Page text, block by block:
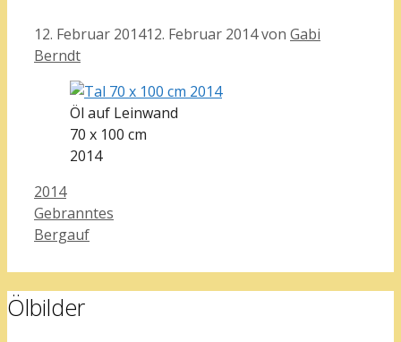
12. Februar 201412. Februar 2014von Gabi
Berndt
Öl auf Leinwand
70 x 100 cm
2014
Kategorien
2014
Gebranntes
Bergauf
Ölbilder